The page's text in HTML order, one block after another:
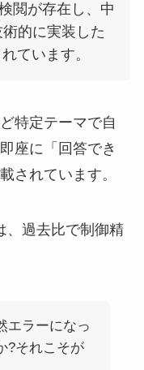
閲が存在し、中
的に実装した
ています。
特定テーマで自
座に「回答でき
されています。
、過去比で制御精
エラーになっ
?それこそが